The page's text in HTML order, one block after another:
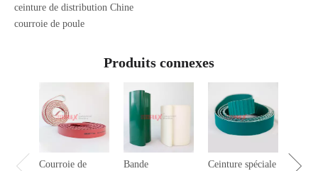
ceinture de distribution Chine
courroie de poule
Produits connexes
Courroie de
Bande
Ceinture spéciale